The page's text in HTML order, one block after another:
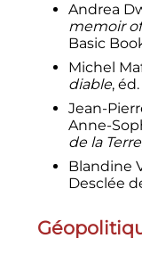
Andrea
memoir
Basic
Michel
diable,
Jean-
Anne-
de la Terre
Blandine
Desclée